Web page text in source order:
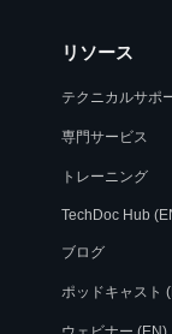
リソース
テクニカルサポ
専門サービス
トレーニング
TechDoc Hub
ブログ
ポッドキャスト